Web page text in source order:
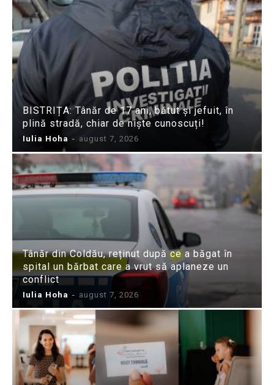
BISTRIȚA: Tânăr de 17 ani, bătut și jefuit, în
plină stradă, chiar de niște cunoscuți!
Iulia Hoha - august 7, 2026
Tânăr din Coldău, reținut după ce a băgat în
spital un bărbat care a vrut să aplaneze un
conflict
Iulia Hoha - august 7, 2026